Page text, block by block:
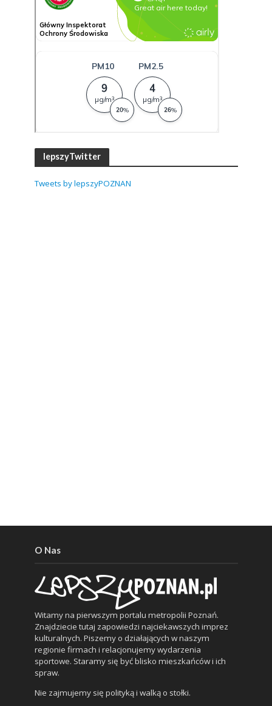
lepszyTwitter
Tweets by lepszyPOZNAN
O Nas
Witamy na pierwszym portalu metropolii Poznań.
Znajdziecie tutaj zapowiedzi najciekawszych imprez
kulturalnych. Piszemy o działających w naszym
regionie firmach i relacjonujemy wydarzenia
sportowe. Staramy się być blisko mieszkańców i ich
spraw.
Nie zajmujemy się polityką i walką o stołki.